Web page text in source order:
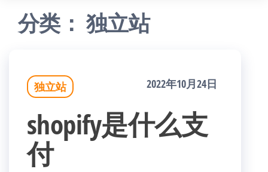
分类：独立站
独立站 2022年10月24日
shopify是什么支
付